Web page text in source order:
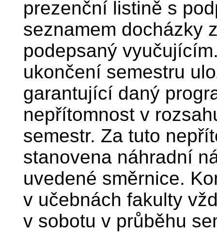
prezenční listině s
seznamem docházky
podepsaný
ukončení semestru
garantující daný
nepřítomnost v
semestr. Za tuto
stanovena náhradní
uvedené směrnice.
v učebnách fakulty
v sobotu v průběhu